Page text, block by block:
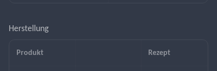
Herstellung
Produkt Rezept